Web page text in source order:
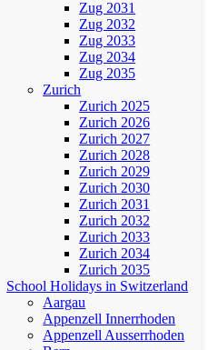
Zug 2031
Zug 2032
Zug 2033
Zug 2034
Zug 2035
Zurich
Zurich 2025
Zurich 2026
Zurich 2027
Zurich 2028
Zurich 2029
Zurich 2030
Zurich 2031
Zurich 2032
Zurich 2033
Zurich 2034
Zurich 2035
School Holidays in Switzerland
Aargau
Appenzell Innerrhoden
Appenzell Ausserrhoden